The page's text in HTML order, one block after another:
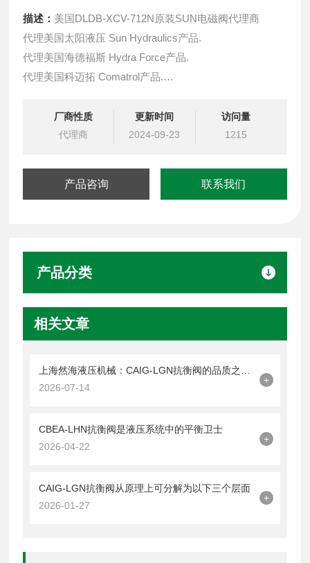
描述： 美国DLDB-XCV-712N原装SUN电磁阀代理商
代理美国太阳液压 Sun Hydraulics产品.
代理美国海德福斯 Hydra Force产品.
代理美国科迈拓 Comatrol产品.
提供油路系统设计,油路块设计,阀块设计与选型
液压油缸，经销力士乐、派克、中国台湾北部等液压元件
厂商性质
代理商
更新时间
2024-09-23
访问量
1215
产品咨询 联系我们
产品分类
相关文章
2026-07-14
+
CBEA-LHN抗衡阀是液压系统中的平衡卫士
2026-04-22
+
CAIG-LGN抗衡阀从原理上可分解为以下三个层面
2026-01-27
+